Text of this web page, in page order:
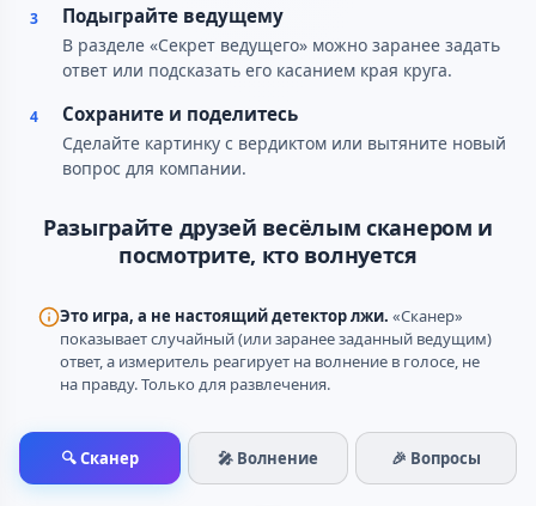
3 Подыграйте ведущему
В разделе «Секрет ведущего» можно заранее задать
ответ или подсказать его касанием края круга.
4 Сохраните и поделитесь
Сделайте картинку с вердиктом или вытяните новый
вопрос для компании.
Разыграйте друзей весёлым сканером и
посмотрите, кто волнуется
Это игра, а не настоящий детектор лжи. «Сканер»
показывает случайный (или заранее заданный ведущим)
ответ, а измеритель реагирует на волнение в голосе, не
на правду. Только для развлечения.
🔍 Сканер 🎤 Волнение 🎉 Вопросы